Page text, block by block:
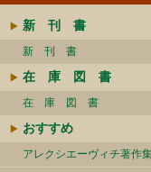
新 刊 書
新 刊 書
在 庫 図 書
在 庫 図 書
おすすめ
アレクシエーヴィチ著作